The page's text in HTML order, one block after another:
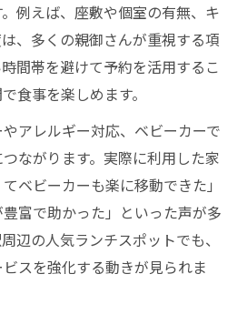
例えば、座敷や個室の有無、キ
、多くの親御さんが重視する項
間帯を避けて予約を活用するこ
食事を楽しめます。
アレルギー対応、ベビーカーで
ながります。実際に利用した家
ベビーカーも楽に移動できた」
豊富で助かった」といった声が多
辺の人気ランチスポットでも、
スを強化する動きが見られま